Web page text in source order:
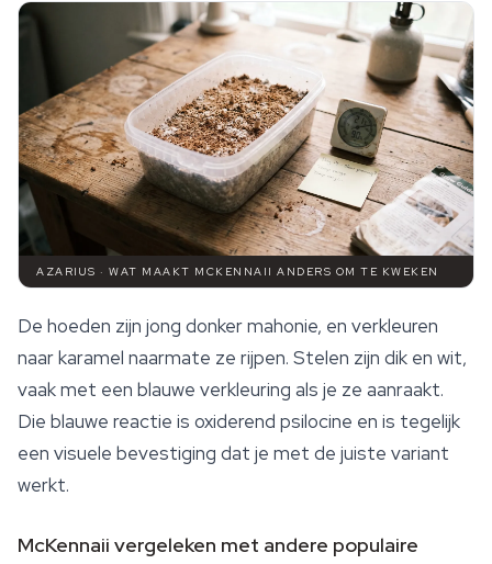
AZARIUS · WAT MAAKT MCKENNAII ANDERS OM TE KWEKEN
De hoeden zijn jong donker mahonie, en verkleuren
naar karamel naarmate ze rijpen. Stelen zijn dik en wit,
vaak met een blauwe verkleuring als je ze aanraakt.
Die blauwe reactie is oxiderend psilocine en is tegelijk
een visuele bevestiging dat je met de juiste variant
werkt.
McKennaii vergeleken met andere populaire